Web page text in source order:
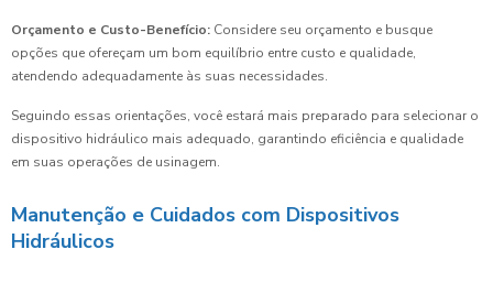
Orçamento e Custo-Benefício: Considere seu orçamento e busque
opções que ofereçam um bom equilíbrio entre custo e qualidade,
atendendo adequadamente às suas necessidades.
Seguindo essas orientações, você estará mais preparado para selecionar o
dispositivo hidráulico mais adequado, garantindo eficiência e qualidade
em suas operações de usinagem.
Manutenção e Cuidados com Dispositivos
Hidráulicos